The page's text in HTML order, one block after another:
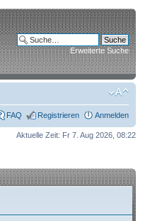
Erweiterte Suche
FAQ Registrieren Anmelden
Aktuelle Zeit: Fr 7. Aug 2026, 08:22